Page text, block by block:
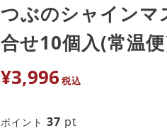
つぶのシャインマ
合せ10個入(常温
¥3,996 税込
ポイント 37 pt